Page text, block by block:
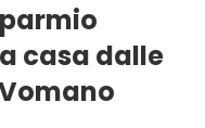
casa dalle